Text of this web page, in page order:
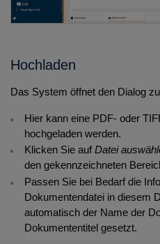
Hochladen
Das System öffnet den Dialog
Hier kann eine PDF- oder
hochgeladen werden.
Klicken Sie auf Datei
den gekennzeichneten
Passen Sie bei Bedarf die
Dokumentendatei in diesem
automatisch der Name der
Dokumententitel gesetzt.